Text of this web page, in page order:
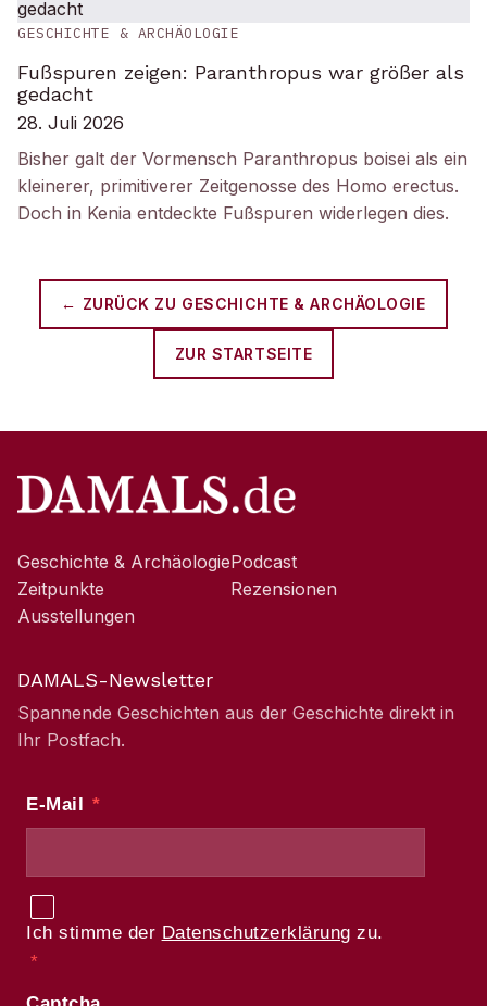
GESCHICHTE & ARCHÄOLOGIE
Fußspuren zeigen: Paranthropus war größer als
gedacht
28. Juli 2026
Bisher galt der Vormensch Paranthropus boisei als ein
kleinerer, primitiverer Zeitgenosse des Homo erectus.
Doch in Kenia entdeckte Fußspuren widerlegen dies.
← ZURÜCK ZU GESCHICHTE & ARCHÄOLOGIE
ZUR STARTSEITE
Geschichte & Archäologie
Zeitpunkte
Ausstellungen
Podcast
Rezensionen
DAMALS-Newsletter
Spannende Geschichten aus der Geschichte direkt in
Ihr Postfach.